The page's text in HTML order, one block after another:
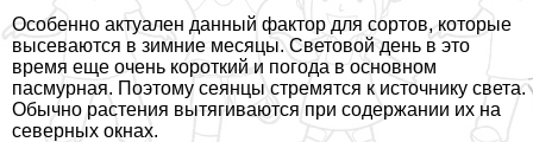
Особенно актуален данный фактор для сортов, которые
высеваются в зимние месяцы. Световой день в это
время еще очень короткий и погода в основном
пасмурная. Поэтому сеянцы стремятся к источнику света.
Обычно растения вытягиваются при содержании их на
северных окнах.